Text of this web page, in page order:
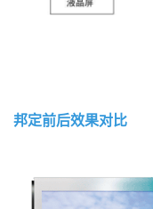
邦定前后效果对比